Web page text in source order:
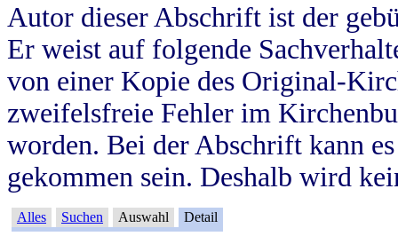
Autor dieser Abschrift ist der
Er weist auf folgende
von einer Kopie des Original-
zweifelsfreie Fehler im
worden. Bei der Abschrift kann
gekommen sein. Deshalb wird
Alles Suchen Auswahl Detail